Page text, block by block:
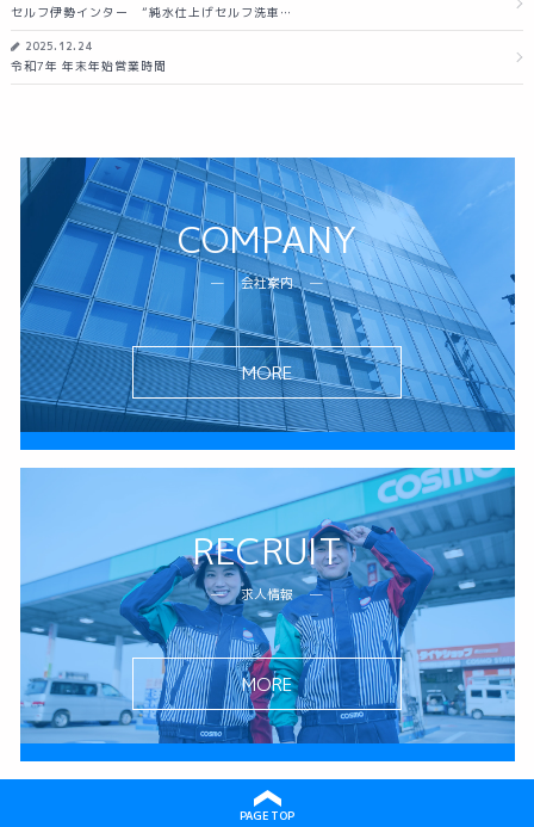
セルフ伊勢インター ”純水仕上げセルフ洗車…
2025.12.24
令和7年 年末年始営業時間
COMPANY
会社案内
MORE
RECRUIT
求人情報
MORE
PAGE TOP